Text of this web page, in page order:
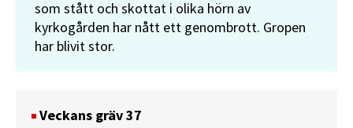
som stått och skottat i olika hörn av
kyrkogården har nått ett genombrott. Gropen
har blivit stor.
Veckans gräv 37